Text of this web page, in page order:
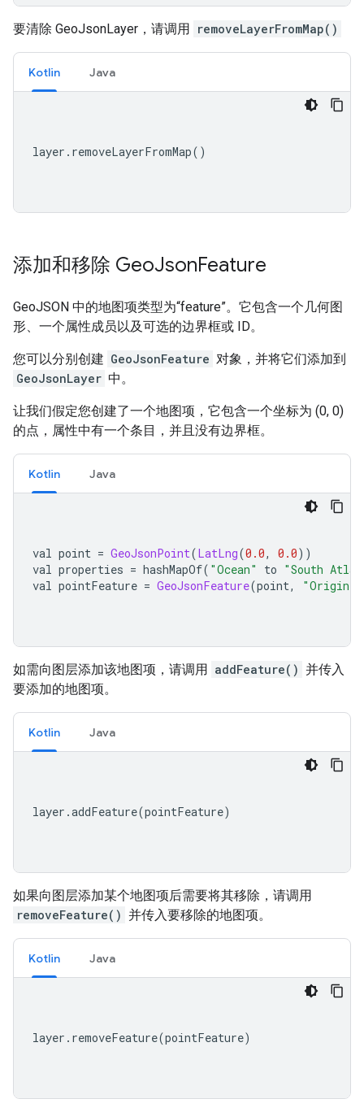
要清除 GeoJsonLayer，请调用 removeLayerFromMap()
Kotlin Java
layer . removeLayerFromMap()
添加和移除 GeoJsonFeature
GeoJSON 中的地图项类型为“feature”。它包含一个几何图
形、一个属性成员以及可选的边界框或 ID。
您可以分别创建 GeoJsonFeature 对象，并将它们添加到
GeoJsonLayer 中。
让我们假定您创建了一个地图项，它包含一个坐标为 (0, 0)
的点，属性中有一个条目，并且没有边界框。
Kotlin Java
val point = GeoJsonPoint(LatLng(0.0, 0.0))
val properties = hashMapOf( "Ocean" to "South
val pointFeature = GeoJsonFeature(point, "Origin"
如需向图层添加该地图项，请调用 addFeature() 并传入
要添加的地图项。
Kotlin Java
layer .addFeature(pointFeature)
如果向图层添加某个地图项后需要将其移除，请调用
removeFeature() 并传入要移除的地图项。
Kotlin Java
layer . removeFeature(pointFeature)